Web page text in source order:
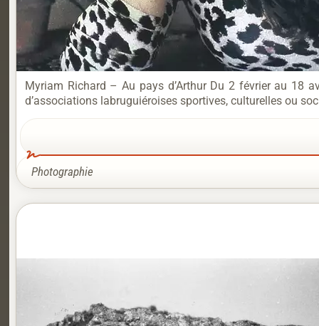
Myriam Richard – Au pays d’Arthur Du 2 février au 18
d’associations labruguiéroises sportives, culturelles ou
Photographie